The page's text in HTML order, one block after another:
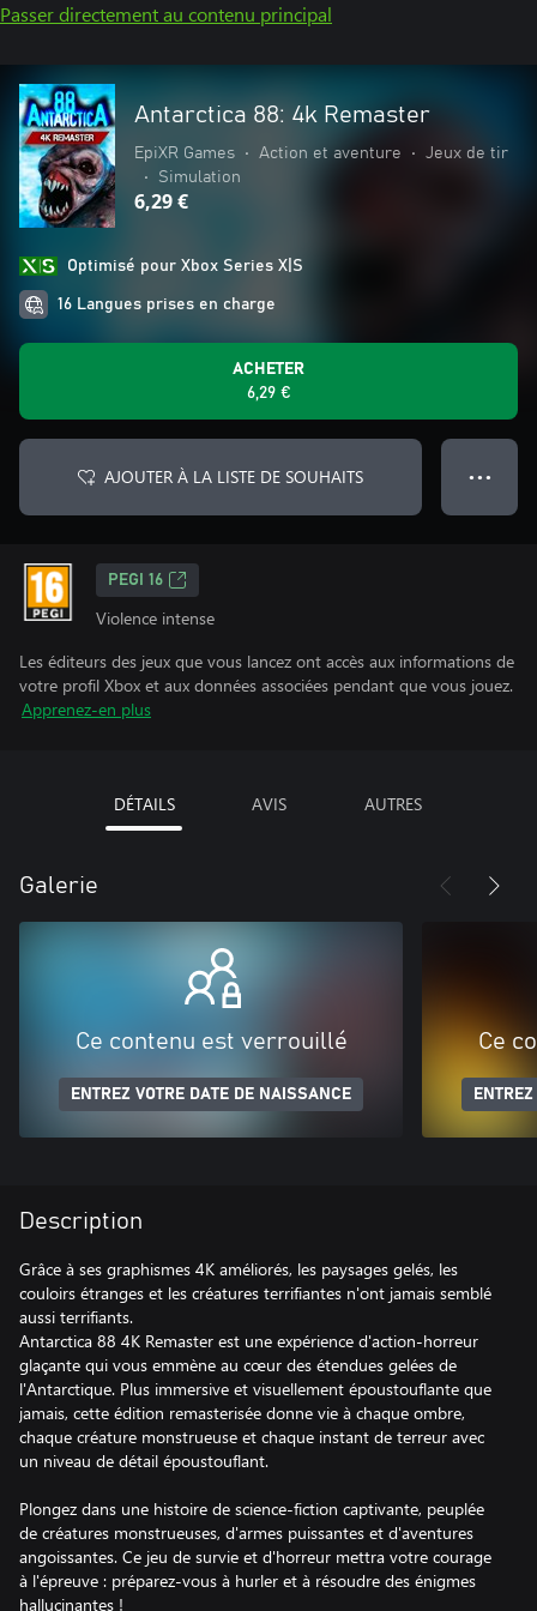
Passer directement au contenu principal
Antarctica 88: 4k Remaster
EpiXR Games • Action et aventure •
Jeux de tir
•
Simulation
6,29 €
Optimisé pour Xbox Series X|S
16 Langues prises en charge
ACHETER
6,29 €
AJOUTER À LA LISTE DE SOUHAITS ● ● ●
PEGI 16
Violence intense
Les éditeurs des jeux que vous lancez ont accès aux informations de
votre profil Xbox et aux données associées pendant que vous jouez.
Apprenez-en plus
DÉTAILS AVIS AUTRES
Galerie
Ce contenu est verrouillé
ENTREZ VOTRE DATE DE NAISSANCE
Ce
Description
Grâce à ses graphismes 4K améliorés, les paysages gelés, les
couloirs étranges et les créatures terrifiantes n'ont jamais semblé
aussi terrifiants.
Antarctica 88 4K Remaster est une expérience d'action-horreur
glaçante qui vous emmène au cœur des étendues gelées de
l'Antarctique. Plus immersive et visuellement époustouflante que
jamais, cette édition remasterisée donne vie à chaque ombre,
chaque créature monstrueuse et chaque instant de terreur avec
un niveau de détail époustouflant.
Plongez dans une histoire de science-fiction captivante, peuplée
de créatures monstrueuses, d'armes puissantes et d'aventures
angoissantes. Ce jeu de survie et d'horreur mettra votre courage
à l'épreuve : préparez-vous à hurler et à résoudre des énigmes
hallucinantes !